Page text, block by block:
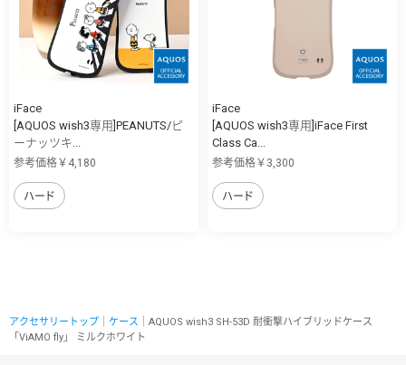
iFace
[AQUOS wish3専用]PEANUTS/ピ
ーナッツキ...
参考価格￥4,180
ハード
iFace
[AQUOS wish3専用]iFace First
Class Ca...
参考価格￥3,300
ハード
アクセサリートップ ケース ｜AQUOS wish3 SH-53D 耐衝撃ハイブリッドケース
「ViAMO fly」 ミルクホワイト